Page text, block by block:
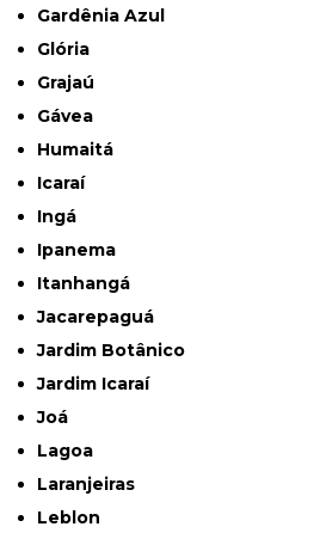
Gardênia Azul
Glória
Grajaú
Gávea
Humaitá
Icaraí
Ingá
Ipanema
Itanhangá
Jacarepaguá
Jardim Botânico
Jardim Icaraí
Joá
Lagoa
Laranjeiras
Leblon